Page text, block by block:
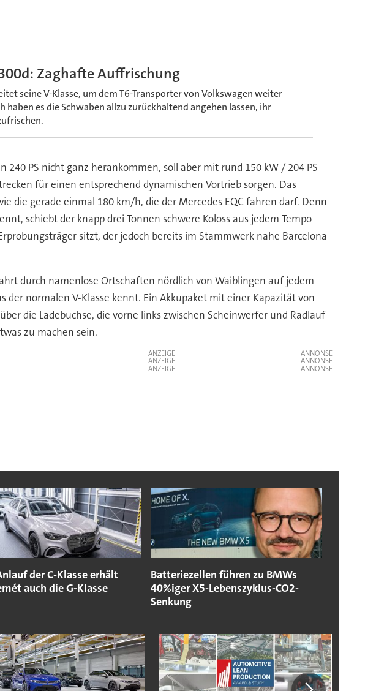
Zaghafte Auffrischung
seine V-Klasse, um dem T6-Transporter von Volkswagen weiter
haben es die Schwaben allzu zurückhaltend angehen lassen, ihr
240 PS nicht ganz herankommen, soll aber mit rund 150 kW / 204 PS
für einen entsprechend dynamischen Vortrieb sorgen. Das
die gerade einmal 180 km/h, die der Mercedes EQC fahren darf. Denn
schiebt der knapp drei Tonnen schwere Koloss aus jedem Tempo
sitzt, der jedoch bereits im Stammwerk nahe Barcelona
durch namenlose Ortschaften nördlich von Waiblingen auf jedem
normalen V-Klasse kennt. Ein Akkupaket mit einer Kapazität von
die Ladebuchse, die vorne links zwischen Scheinwerfer und Radlauf
zu machen sein.
ANZEIGE
ANZEIGE
ANZEIGE
der C-Klasse erhält
auch die G-Klasse
Batteriezellen führen zu BMWs
40%iger X5-Lebenszyklus-CO2-
Senkung